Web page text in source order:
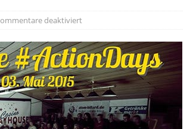
deaktiviert